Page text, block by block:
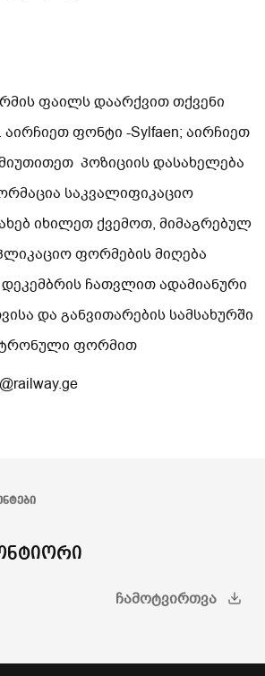
ფაილს დაარქვით თქვენი
ფონტი -Sylfaen; აირჩიეთ
პოზიციის დასახელება
საკვალიფიკაციო
იხილეთ ქვემოთ, მიმაგრებულ
ფორმების მიღება
ჩათვლით ადამიანური
და განვითარების სამსახურში
ფორმით
ᲩᲐᲛᲝᲢᲕᲘᲠᲗᲕᲐ